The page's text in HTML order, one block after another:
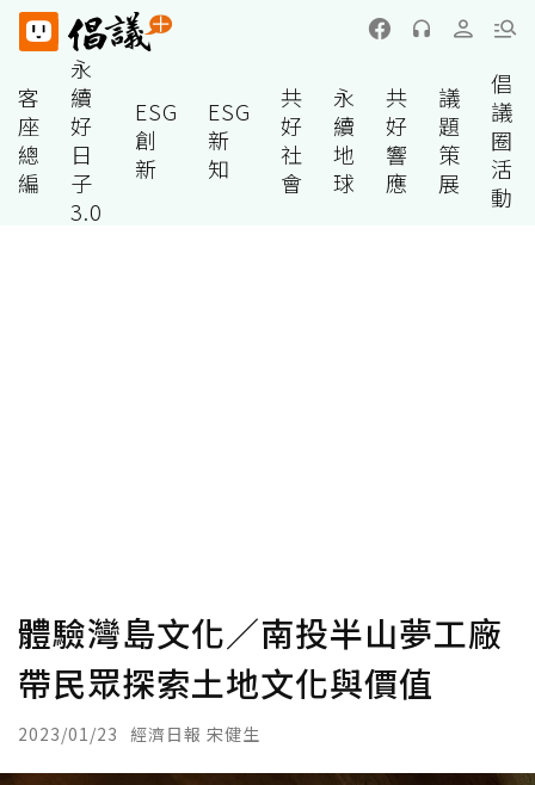
客
座
總
編
永
續
好
日
子
3.0
ESG
創
新
ESG
新
知
共
好
社
會
永
續
地
球
共
好
響
應
議
題
策
展
倡
議
圈
活
動
體驗灣島文化／南投半山夢工廠
帶民眾探索土地文化與價值
2023/01/23 經濟日報 宋健生